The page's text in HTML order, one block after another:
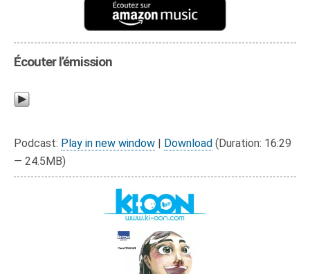
Écouter l’émission
Podcast: Play in new window Download (Duration: 16:29
— 24.5MB)